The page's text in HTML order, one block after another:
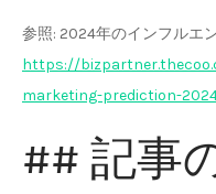
参照: 2024年のインフルエ
https://
marketing-prediction-
## 記事